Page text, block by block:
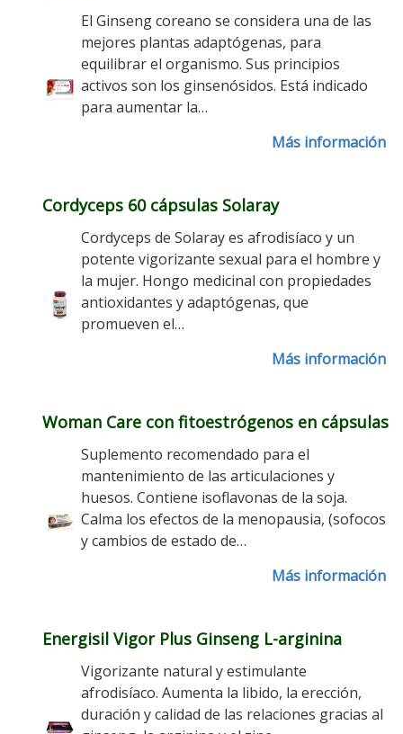
El Ginseng coreano se considera una de las
mejores plantas adaptógenas, para
equilibrar el organismo. Sus principios
activos son los ginsenósidos. Está indicado
para aumentar la…
Más información
Cordyceps 60 cápsulas Solaray
Cordyceps de Solaray es afrodisíaco y un
potente vigorizante sexual para el hombre y
la mujer. Hongo medicinal con propiedades
antioxidantes y adaptógenas, que
promueven el…
Más información
Woman Care con fitoestrógenos en cápsulas
Suplemento recomendado para el
mantenimiento de las articulaciones y
huesos. Contiene isoflavonas de la soja.
Calma los efectos de la menopausia, (sofocos
y cambios de estado de…
Más información
Energisil Vigor Plus Ginseng L-arginina
Vigorizante natural y estimulante
afrodisíaco. Aumenta la libido, la erección,
duración y calidad de las relaciones gracias al